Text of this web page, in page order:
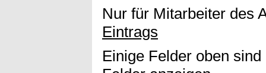
Nur für Mitarbeiter des
Eintrags
Einige Felder oben